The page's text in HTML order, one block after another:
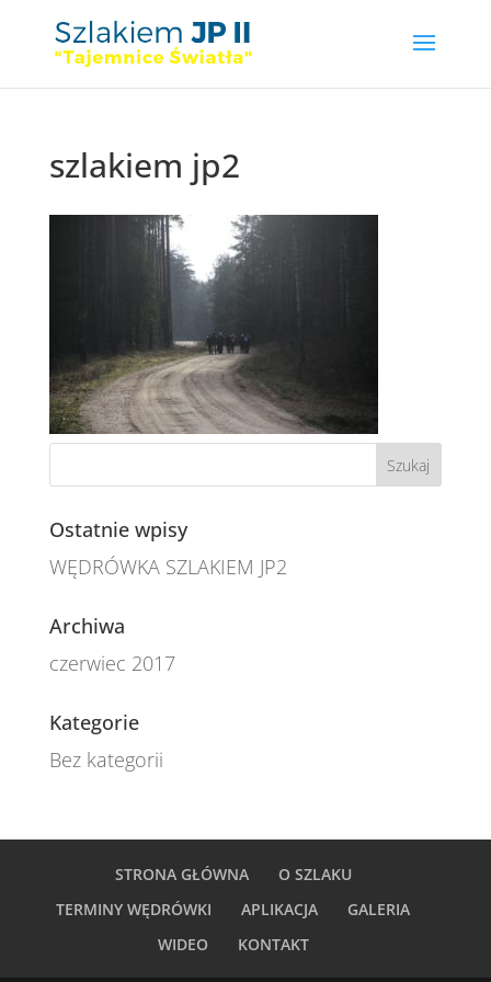
szlakiem jp2
Ostatnie wpisy
WĘDRÓWKA SZLAKIEM JP2
Archiwa
czerwiec 2017
Kategorie
Bez kategorii
STRONA GŁÓWNA
O SZLAKU
TERMINY WĘDRÓWKI
APLIKACJA
GALERIA
WIDEO
KONTAKT